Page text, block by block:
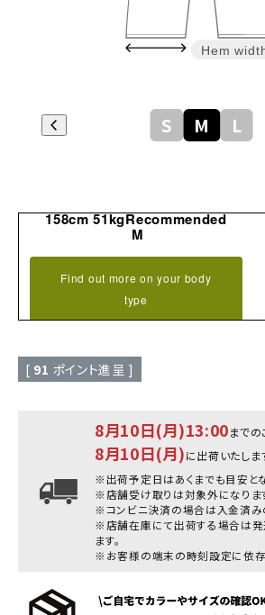
Hem
S M L
158cm 51kgRecommended
M
Find out more on your body
type
[ 91 ポイント進呈 ]
8月10日(月)13:00まで
8月10日(月)に出荷いたしま
※出荷予定日はあくまでも目安とな
※店舗受け取りは対象外になりま
※コンビニ決済の場合は入金済み
※店舗在庫にて出荷する場合は発
ます。
※お客様の端末の時刻設定に依存